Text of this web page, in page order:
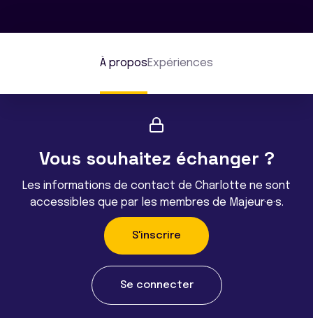
À proposExpériences
Vous souhaitez échanger ?
Les informations de contact de Charlotte ne sont
accessibles que par les membres de Majeur·e·s.
S'inscrire
Se connecter